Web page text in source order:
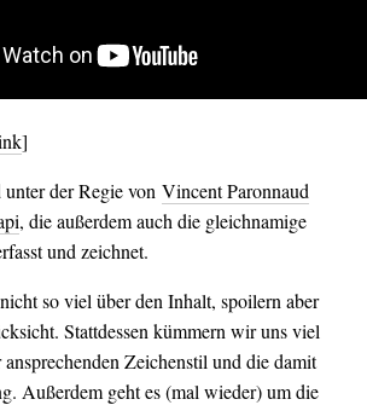
]
der Regie von Vincent Paronnaud
, die außerdem auch die gleichnamige
und zeichnet.
so viel über den Inhalt, spoilern aber
Stattdessen kümmern wir uns viel
Zeichenstil und die damit
Außerdem geht es (mal wieder) um die